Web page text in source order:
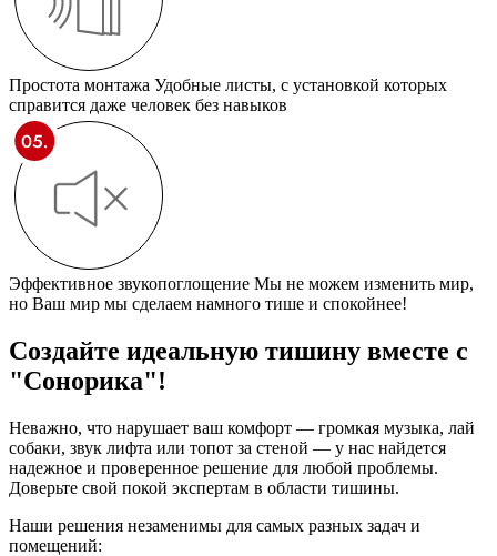
Простота монтажа Удобные листы, с установкой которых
справится даже человек без навыков
Эффективное звукопоглощение Мы не можем изменить мир,
но Ваш мир мы сделаем намного тише и спокойнее!
Создайте идеальную тишину вместе с
"Сонорика"!
Неважно, что нарушает ваш комфорт — громкая музыка, лай
собаки, звук лифта или топот за стеной — у нас найдется
надежное и проверенное решение для любой проблемы.
Доверьте свой покой экспертам в области тишины.
Наши решения незаменимы для самых разных задач и
помещений: